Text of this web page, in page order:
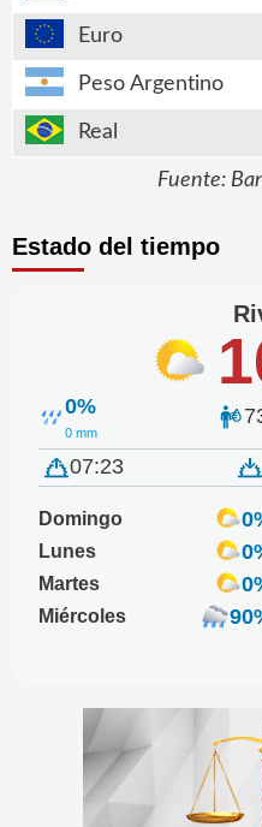
Euro
Peso Argentino
Real
Fuente:
Estado del tiempo
0%
0 mm
07:23
Domingo
Lunes
Martes
Miércoles